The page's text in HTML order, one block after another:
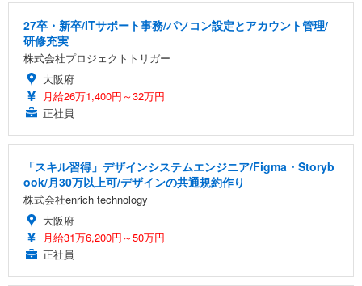
27卒・新卒/ITサポート事務/パソコン設定とアカウント管理/
研修充実
株式会社プロジェクトトリガー
大阪府
月給26万1,400円～32万円
正社員
「スキル習得」デザインシステムエンジニア/Figma・Storyb
ook/月30万以上可/デザインの共通規約作り
株式会社enrich technology
大阪府
月給31万6,200円～50万円
正社員